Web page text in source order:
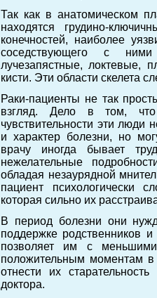
Так как в анатомическом
находятся грудино-
конечностей, наиболее
соседствующего с
лучезапястные, локтевые,
кисти. Эти области скелета
Раки-пациенты не так
взгляд. Дело в том,
чувствительности эти люди
и характер болезни, но
врачу иногда бывает
нежелательные
обладая незаурядной
пациент психологически
которая сильно их
В период болезни они
поддержке родственников
позволяет им с
положительным моментам в
отнести их
доктора.